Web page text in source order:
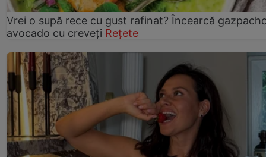
Vrei o supă rece cu gust rafinat? Încearcă
avocado cu creveți Rețete